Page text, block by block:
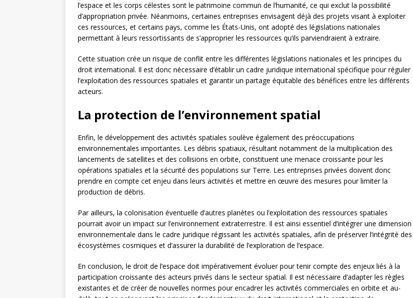
l’espace et les corps célestes sont le patrimoine commun de l’humanité, ce qui exclut la possibilité
d’appropriation privée. Néanmoins, certaines entreprises envisagent déjà des projets visant à exploiter
ces ressources, et certains pays, comme les États-Unis, ont adopté des législations nationales
permettant à leurs ressortissants de s’approprier les ressources qu’ils parviendraient à extraire.
Cette situation crée un risque de conflit entre les différentes législations nationales et les principes du
droit international. Il est donc nécessaire d’établir un cadre juridique international spécifique pour réguler
l’exploitation des ressources spatiales et garantir un partage équitable des bénéfices entre les différents
acteurs.
La protection de l’environnement spatial
Enfin, le développement des activités spatiales soulève également des préoccupations
environnementales importantes. Les débris spatiaux, résultant notamment de la multiplication des
lancements de satellites et des collisions en orbite, constituent une menace croissante pour les
opérations spatiales et la sécurité des populations sur Terre. Les entreprises privées doivent donc
prendre en compte cet enjeu dans leurs activités et mettre en œuvre des mesures pour limiter la
production de débris.
Par ailleurs, la colonisation éventuelle d’autres planètes ou l’exploitation des ressources spatiales
pourrait avoir un impact sur l’environnement extraterrestre. Il est ainsi essentiel d’intégrer une dimension
environnementale dans le cadre juridique régissant les activités spatiales, afin de préserver l’intégrité des
écosystèmes cosmiques et d’assurer la durabilité de l’exploration de l’espace.
En conclusion, le droit de l’espace doit impérativement évoluer pour tenir compte des enjeux liés à la
participation croissante des acteurs privés dans le secteur spatial. Il est nécessaire d’adapter les règles
existantes et de créer de nouvelles normes pour encadrer les activités commerciales en orbite et au-